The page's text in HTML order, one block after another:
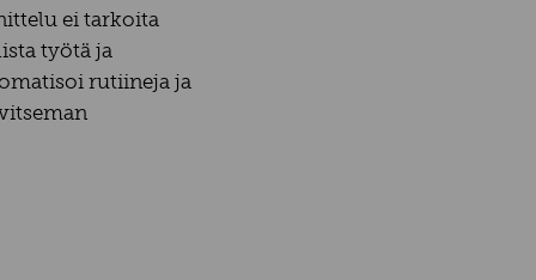
ei tarkoita
työtä ja
rutiineja ja